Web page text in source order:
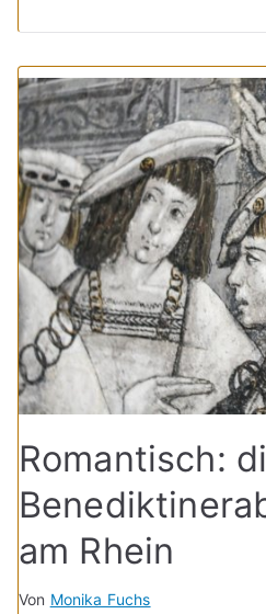
Romantisch:
am Rhein
Von Monika Fuchs